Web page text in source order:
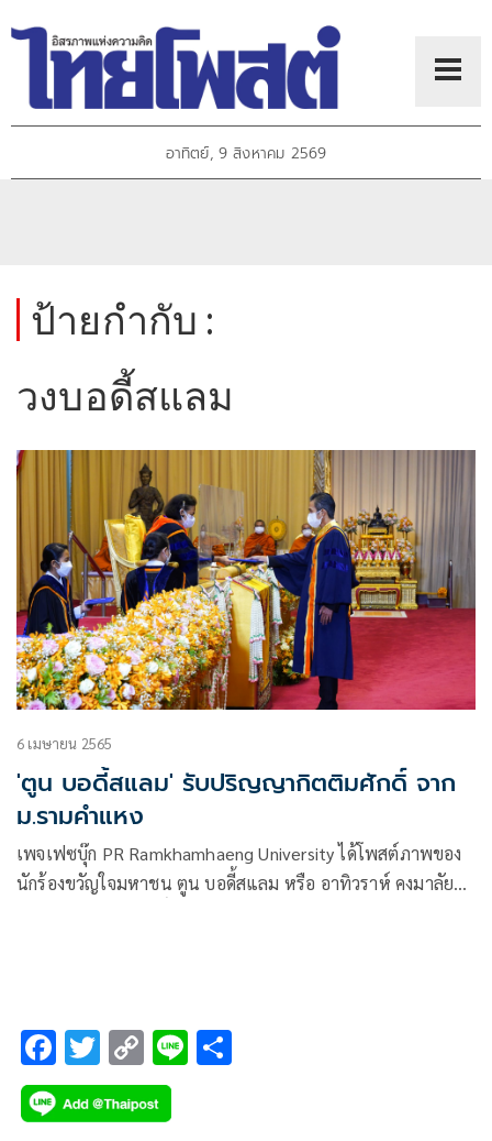
อาทิตย์, 9 สิงหาคม 2569
ป้ายกำกับ :
วงบอดี้สแลม
6 เมษายน 2565
'ตูน บอดี้สแลม' รับปริญญากิตติมศักดิ์ จาก
ม.รามคำแหง
เพจเฟซบุ๊ก PR Ramkhamhaeng University ได้โพสต์ภาพของ
นักร้องขวัญใจมหาชน ตูน บอดี้สแลม หรือ อาทิวราห์ คงมาลัย
F
ac
e
T
wi
tt
C
o
p
Li